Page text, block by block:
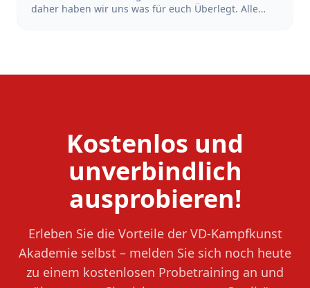
daher haben wir uns was für euch Überlegt. Alle
wegen der Ferien und Starte dein Training jetzt!
Kostenlos und
unverbindlich
ausprobieren!
Erleben Sie die Vorteile der VD-Kampfkunst
Akademie selbst – melden Sie sich noch heute
zu einem kostenlosen Probetraining an und